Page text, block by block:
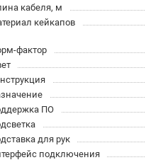
кабеля, м
кейкапов
фактор
ПО
для рук
подключения